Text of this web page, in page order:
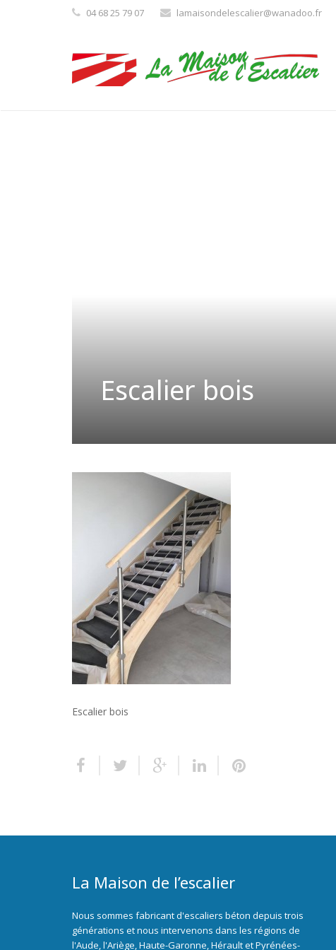
04 68 25 79 07 lamaisondelescalier@wanadoo.fr
Escalier bois
Escalier bois
La Maison de l’escalier
Nous sommes fabricant d'escaliers béton depuis trois
générations et nous intervenons dans les régions de
l'Aude, l'Ariège, Haute-Garonne, Hérault et Pyrénées-